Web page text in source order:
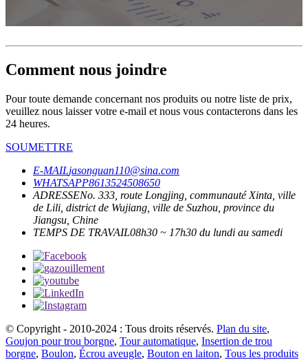
Comment nous joindre
Pour toute demande concernant nos produits ou notre liste de prix,
veuillez nous laisser votre e-mail et nous vous contacterons dans les
24 heures.
SOUMETTRE
E-MAILjasonguan110@sina.com
WHATSAPP8613524508650
ADRESSENo. 333, route Longjing, communauté Xinta, ville
de Lili, district de Wujiang, ville de Suzhou, province du
Jiangsu, Chine
TEMPS DE TRAVAIL08h30 ~ 17h30 du lundi au samedi
© Copyright - 2010-2024 : Tous droits réservés. Plan du site,
Goujon pour trou borgne, Tour automatique, Insertion de trou
borgne, Boulon, Écrou aveugle, Bouton en laiton, Tous les produits